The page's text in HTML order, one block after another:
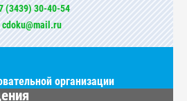
(3439) 30-40-54
cdoku@mail.ru
организации